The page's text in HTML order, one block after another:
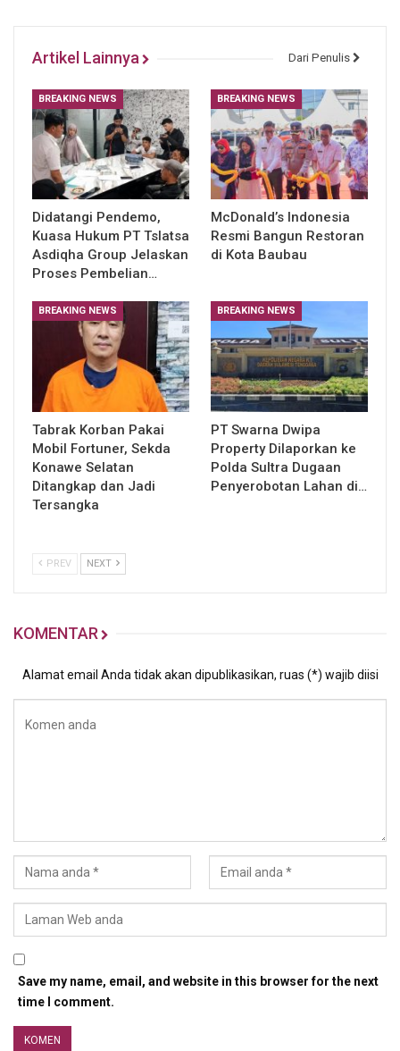
Artikel Lainnya Dari Penulis
BREAKING NEWS
Didatangi Pendemo,
Kuasa Hukum PT Tslatsa
Asdiqha Group Jelaskan
Proses Pembelian…
BREAKING NEWS
McDonald’s Indonesia
Resmi Bangun Restoran
di Kota Baubau
BREAKING NEWS
Tabrak Korban Pakai
Mobil Fortuner, Sekda
Konawe Selatan
Ditangkap dan Jadi
Tersangka
BREAKING NEWS
PT Swarna Dwipa
Property Dilaporkan ke
Polda Sultra Dugaan
Penyerobotan Lahan di…
PREV NEXT
KOMENTAR
Alamat email Anda tidak akan dipublikasikan, ruas (*) wajib diisi
Save my name, email, and website in this browser for the next
time I comment.